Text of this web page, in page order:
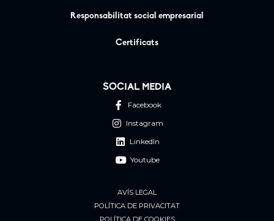
Responsabilitat social empresarial
Certificats
SOCIAL MEDIA
Facebook
Instagram
LinkedIn
Youtube
AVÍS LEGAL
POLÍTICA DE PRIVACITAT